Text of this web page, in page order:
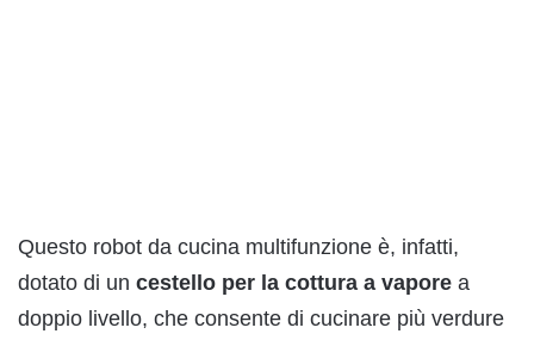
Questo robot da cucina multifunzione è, infatti,
dotato di un cestello per la cottura a vapore a
doppio livello, che consente di cucinare più verdure